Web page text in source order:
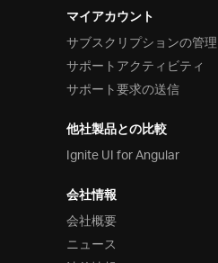
マイアカウント
サブスクリプションの管理
サポートアクティビティ
サポート要求の送信
他社製品との比較
Ignite UI for Angular
会社情報
会社概要
ニュース